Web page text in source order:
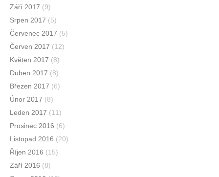
Září 2017 (9)
Srpen 2017 (5)
Červenec 2017 (5)
Červen 2017 (12)
Květen 2017 (8)
Duben 2017 (8)
Březen 2017 (6)
Únor 2017 (8)
Leden 2017 (11)
Prosinec 2016 (6)
Listopad 2016 (20)
Říjen 2016 (15)
Září 2016 (8)